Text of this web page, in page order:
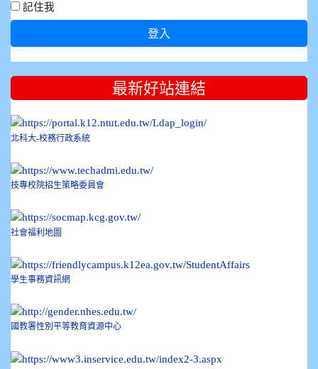
記住我
登入
::: 最新好站連結
北科大-校務行政系統
技專校院招生策略委員會
社會福利地圖
學生事務資訊網
國教署性別平等教育資源中心